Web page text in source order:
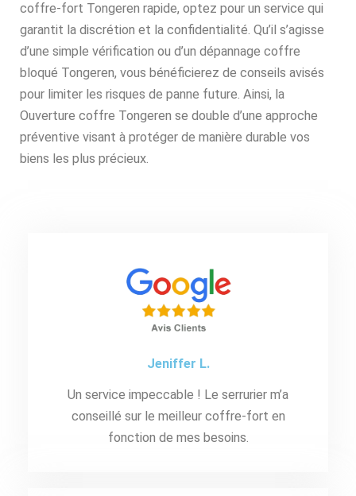
coffre-fort Tongeren rapide, optez pour un service qui
garantit la discrétion et la confidentialité. Qu’il s’agisse
d’une simple vérification ou d’un dépannage coffre
bloqué Tongeren, vous bénéficierez de conseils avisés
pour limiter les risques de panne future. Ainsi, la
Ouverture coffre Tongeren se double d’une approche
préventive visant à protéger de manière durable vos
biens les plus précieux.
Jeniffer L.
Un service impeccable ! Le serrurier m’a
conseillé sur le meilleur coffre-fort en
fonction de mes besoins.